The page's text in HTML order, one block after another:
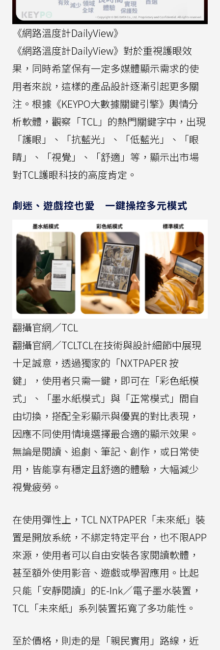
《網路溫度計DailyView》
《網路溫度計DailyView》對於重視護眼效
果，同時希望保有一定多媒體顯示需求的使
用者來說，這樣的產品設計逐漸引起更多關
注。根據《KEYPO大數據關鍵引擎》輿情分
析軟體，觀察「TCL」的熱門關鍵字中，出現
「護眼」、「抗藍光」、「低藍光」、「眼
睛」、「視覺」、「舒適」等，顯示出市場
對TCL護眼科技的高度肯定。
劇迷、遊戲控也愛 一鍵操控多元模式
翻攝官網／TCL
翻攝官網／TCLTCL在技術與設計細節中展現
十足誠意，透過獨家的「NXTPAPER 按
鍵」，使用者只需一鍵，即可在「彩色紙模
式」、「墨水紙模式」與「正常模式」間自
由切換，搭配全彩顯示與優異的對比表現，
因應不同使用情境選擇最合適的顯示效果。
無論是閱讀、追劇、筆記、創作，或日常使
用，皆能享有穩定且舒適的體驗，大幅減少
視覺疲勞。
在使用彈性上，TCL NXTPAPER「未來紙」裝
置是開放系統，不綁定特定平台，也不限APP
來源，使用者可以自由安裝各家閱讀軟體，
甚至額外使用影音、遊戲或學習應用。比起
只能「安靜閱讀」的E-Ink／電子墨水裝置，
TCL「未來紙」系列裝置拓寬了多功能性。
至於價格，則走的是「親民實用」路線，近